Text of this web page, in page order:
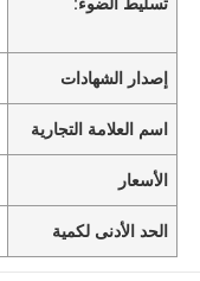
إصدار الشهادات
اسم العلامة التجارية
الأسعار
الحد الأدنى لكمية